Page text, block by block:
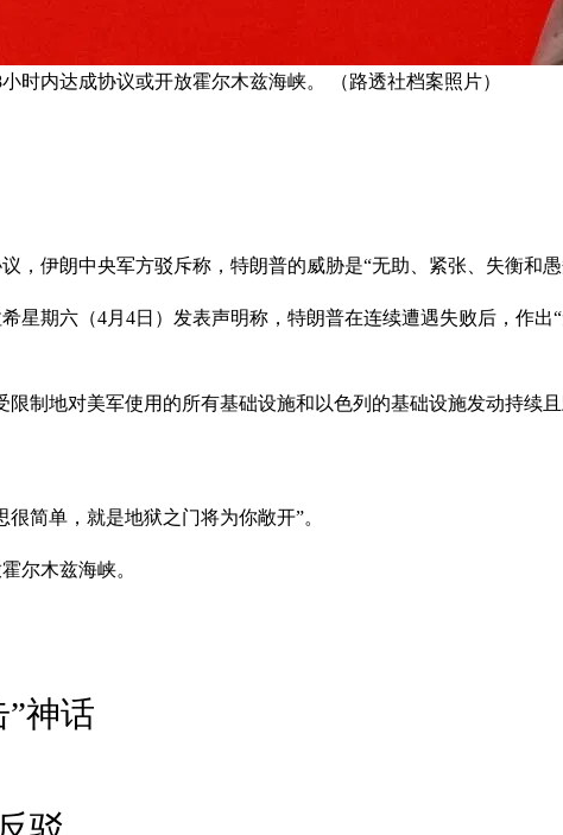
时内达成协议或开放霍尔木兹海峡。 （路透社档案照片）
伊朗中央军方驳斥称，特朗普的威胁是“无助、紧张、失衡和愚
星期六（4月4日）发表声明称，特朗普在连续遭遇失败后，作
制地对美军使用的所有基础设施和以色列的基础设施发动持续
简单，就是地狱之门将为你敞开”。
尔木兹海峡。
神话